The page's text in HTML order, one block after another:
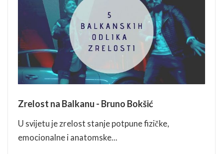
Zrelost na Balkanu - Bruno Bokšić
U svijetu je zrelost stanje potpune fizičke,
emocionalne i anatomske...